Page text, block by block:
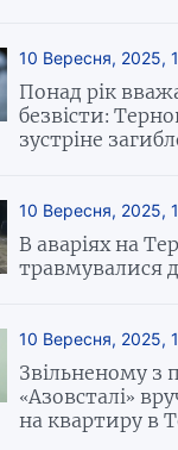
10 Вересня, 2025,
Понад рік
безвісти:
зустріне
10 Вересня, 2025,
В аваріях на
травмувалися
10 Вересня, 2025,
Звільненому з
«Азовсталі»
на квартиру в